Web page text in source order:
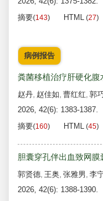
摘要(143) HTML (27)
病例报告
粪菌移植治疗肝硬化
赵丹, 赵佳如, 曹红红, 郭
2026, 42(6): 1383-1387.
摘要(160) HTML (45)
胆囊穿孔伴出血致网
郭贤德, 王奥, 张雅男 , 李
2026, 42(6): 1388-1390.